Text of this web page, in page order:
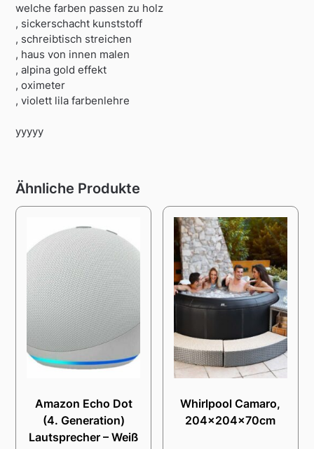
welche farben passen zu holz
, sickerschacht kunststoff
, schreibtisch streichen
, haus von innen malen
, alpina gold effekt
, oximeter
, violett lila farbenlehre
yyyyy
Ähnliche Produkte
Amazon Echo Dot
(4. Generation)
Lautsprecher – Weiß
Whirlpool Camaro,
204x204x70cm